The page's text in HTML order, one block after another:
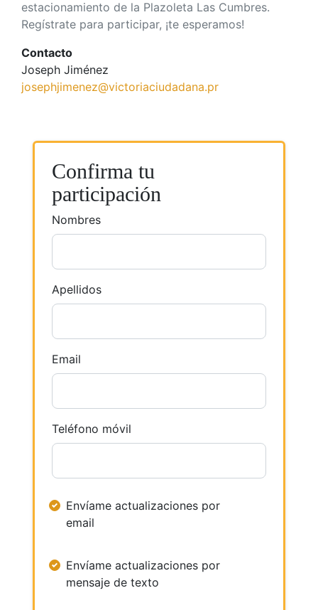
estacionamiento de la Plazoleta Las Cumbres.
Regístrate para participar, ¡te esperamos!
Contacto
Joseph Jiménez
josephjimenez@victoriaciudadana.pr
Confirma tu
participación
Nombres
Apellidos
Email
Teléfono móvil
Envíame actualizaciones por
email
Envíame actualizaciones por
mensaje de texto